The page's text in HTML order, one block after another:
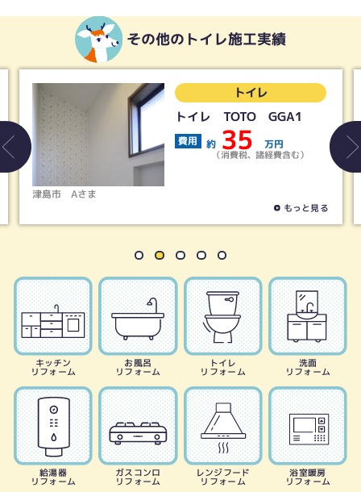
その他のトイレ施工実績
トイレ TOTO GGA1
費用 約 35
（消費税、諸経費含む）
ト
費用
キッチン
リフォーム
お風呂
リフォーム
トイレ
リフォーム
洗面
リフォーム
給湯器
リフォーム
ガスコンロ
リフォーム
レンジフード
リフォーム
浴室暖房
リフォーム